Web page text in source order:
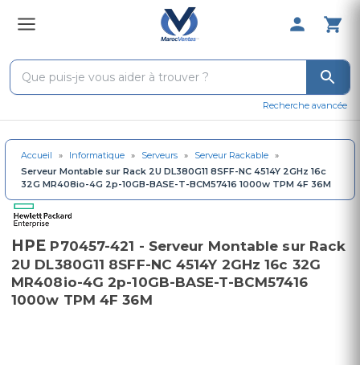
0 Produit
Recherche avancée
Accueil » Informatique » Serveurs » Serveur Rackable »
Serveur Montable sur Rack 2U DL380G11 8SFF-NC 4514Y 2GHz 16c
32G MR408io-4G 2p-10GB-BASE-T-BCM57416 1000w TPM 4F 36M
HPE P70457-421 - Serveur Montable sur Rack
2U DL380G11 8SFF-NC 4514Y 2GHz 16c 32G
MR408io-4G 2p-10GB-BASE-T-BCM57416
1000w TPM 4F 36M